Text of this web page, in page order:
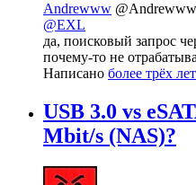
Andrewww @Andrewww
@EXL
да, поисковый запрос
почему-то не
Написано более трёх
USB 3.0 vs
Mbit/s (NAS)?